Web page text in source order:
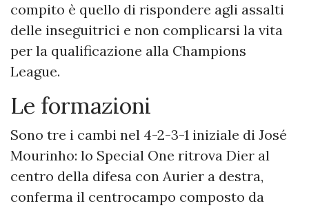
compito è quello di rispondere agli assalti
delle inseguitrici e non complicarsi la vita
per la qualificazione alla Champions
League.
Le formazioni
Sono tre i cambi nel 4-2-3-1 iniziale di José
Mourinho: lo Special One ritrova Dier al
centro della difesa con Aurier a destra,
conferma il centrocampo composto da